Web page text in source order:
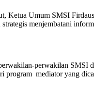
Ketua Umum SMSI
menjembatani
perwakilan SMSI
program mediator yang